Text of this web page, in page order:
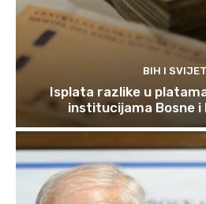
BIH I SVIJET
Isplata razlike u
institucijama Bosne i